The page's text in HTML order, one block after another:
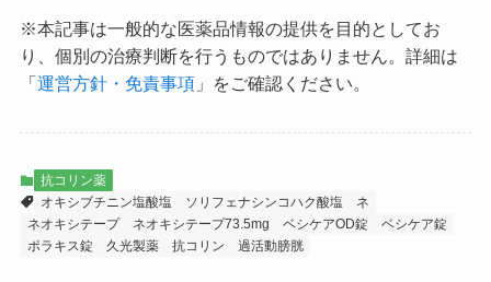
※本記事は一般的な医薬品情報の提供を目的としてお
り、個別の治療判断を行うものではありません。詳細は
「運営方針・免責事項」をご確認ください。
抗コリン薬
オキシブチニン塩酸塩
ソリフェナシンコハク酸塩
ネ
ネオキシテープ
ネオキシテープ73.5mg ベシケアOD錠
ベシケア錠
ポラキス錠
久光製薬 抗コリン 過活動膀胱